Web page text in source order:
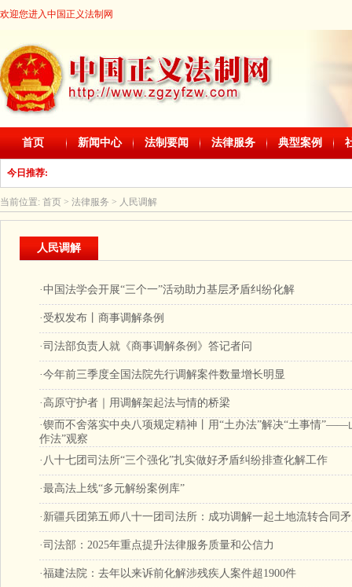
欢迎您进入中国正义法制网
首页 新闻中心 法制要闻 法律服务 典型案例
今日推荐:
当前位置: 首页 > 法律服务 > 人民调解
人民调解
·中国法学会开展“三个一”活动助力基层矛盾纠纷化解
·受权发布丨商事调解条例
·司法部负责人就《商事调解条例》答记者问
·今年前三季度全国法院先行调解案件数量增长明显
· 高原守护者｜用调解架起法与情的桥梁
·锲而不舍落实中央八项规定精神丨用“土办法”解决“土事情”——
作法”观察
· 八十七团司法所“三个强化”扎实做好矛盾纠纷排查化解工作
·最高法上线“多元解纷案例库”
· 新疆兵团第五师八十一团司法所：成功调解一起土地流转合同
·司法部：2025年重点提升法律服务质量和公信力
·福建法院：去年以来诉前化解涉残疾人案件超1900件